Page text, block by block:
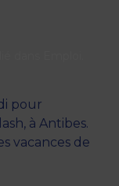
pour
à Antibes.
vacances de